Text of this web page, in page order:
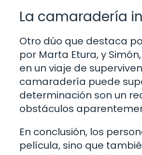
La camaradería
Otro dúo que destaca
por Marta Etura, y
en un viaje de
camaradería puede
determinación son un
obstáculos
En conclusión, los
película, sino que